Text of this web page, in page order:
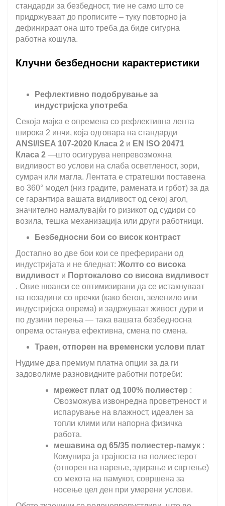
стандарди за безбедност, тие не само што се
придржуваат до прописите – туку повторно ја
дефинираат она што треба да биде сигурна
работна кошула.
Клучни безбедносни карактеристики
Рефлективно подобрување за
индустријска употреба
Секоја мајка е опремена со рефлективна лента
широка 2 инчи, која одговара на стандарди
ANSI/ISEA 107-2020 Класа 2 и EN ISO 20471
Класа 2 —што осигурува непревозможна
видливост во услови на слаба осветленост, зори,
сумрач или магла. Лентата е стратешки поставена
во 360° модел (низ градите, рамената и грбот) за да
се гарантира вашата видливост од секој агол,
значително намалувајќи го ризикот од судири со
возила, тешка механизација или други работници.
Безбедносни бои со висок контраст
Достапно во две бои кои се преферирани од
индустријата и не бледнат: Жолто со висока
видливост и Портокалово со висока видливост
. Овие нюанси се оптимизирани да се истакнуваат
на позадини со пречки (како бетон, зеленило или
индустријска опрема) и задржуваат живост дури и
по дузини перења — така вашата безбедносна
опрема останува ефективна, смена по смена.
Траен, отпорен на временски услови плат
Нудиме два премиум платна опции за да ги
задоволиме разновидните работни потреби:
мрежест плат од 100% полиестер :
Овозможува извонредна проветреност и
испарување на влажност, идеален за
топли клими или напорна физичка
работа.
мешавина од 65/35 полиестер-памук :
Комунира ја трајноста на полиестерот
(отпорен на парење, здирање и свртење)
со мекота на памукот, совршена за
носење цел ден при умерени услови.